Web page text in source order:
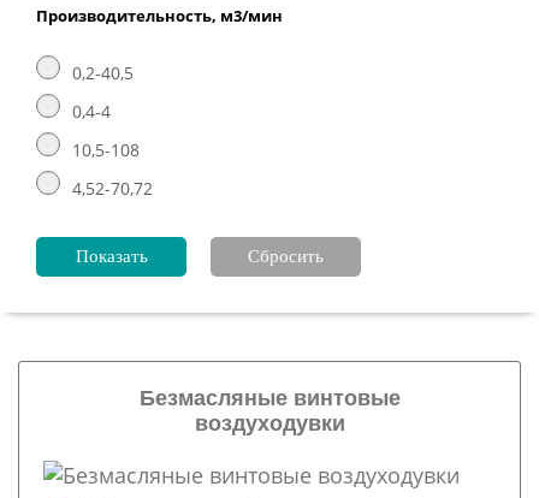
Производительность, м3/мин
0,2-40,5
0,4-4
10,5-108
4,52-70,72
Безмасляные винтовые
воздуходувки